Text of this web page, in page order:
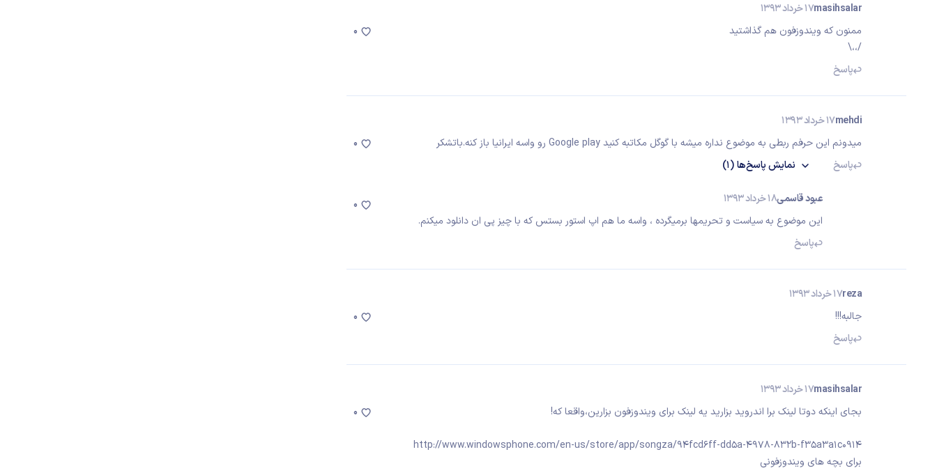
masihsalar17 خرداد 1393
ممنون که ویندوزفون هم گذاشتید
/،،\
پاسخ
0
mehdi17 خرداد 1393
میدونم این حرفم ربطی به موضوع نداره میشه با گوگل مکاتبه کنید Google play رو واسه ایرانیا باز کنه.باتشکر
پاسخ
نمایشپاسخ‌ها(1)
0
عبود قاسمی18 خرداد 1393
این موضوع به سیاست و تحریمها برمیگرده ، واسه ما هم اپ استور بستس که با چیز پی ان دانلود میکنم.
پاسخ
0
reza17 خرداد 1393
جالبه!!!
پاسخ
0
masihsalar17 خرداد 1393
بجای اینکه دوتا لینک برا اندروید بزارید یه لینک برای ویندوزفون بزارین،واقعا که!
http://www.windowsphone.com/en-us/store/app/songza/94fcd6ff-dd5a-4978-832b-f35a3a1c0914
برای بچه های ویندوزفونی
0